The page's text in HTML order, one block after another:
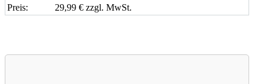
Preis:
29,99 € zzgl. MwSt.